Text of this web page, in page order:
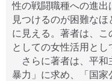
性の戦闘職種への進出
見つけるのが困難な
に見える。著者は、
としての女性活用とし
さらに著者は、平和
暴力」に求め、「国